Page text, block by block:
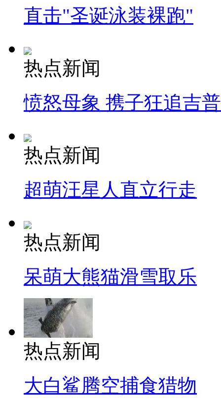
直击"圣诞泳装裸跑"
热点新闻
愤怒母象 携子狂追吉
热点新闻
超萌汪星人直立行走
热点新闻
呆萌大熊猫滑雪取乐
热点新闻
大白鲨腾空捕食猎物